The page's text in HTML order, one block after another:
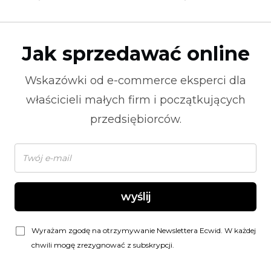
Jak sprzedawać online
Wskazówki od e-commerce eksperci dla
właścicieli małych firm i początkujących
przedsiębiorców.
wyślij
Wyrażam zgodę na otrzymywanie Newslettera Ecwid. W każdej
chwili mogę zrezygnować z subskrypcji.